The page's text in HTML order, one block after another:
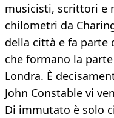
musicisti, scrittori e
chilometri da
della città e fa parte
che formano la
Londra. È
John Constable vi
Di immutato è solo